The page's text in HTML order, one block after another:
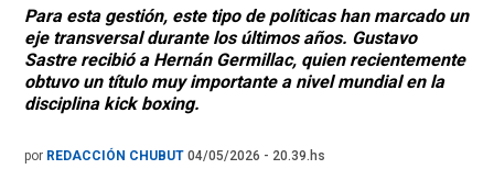
Para esta gestión, este tipo de políticas han marcado un
eje transversal durante los últimos años. Gustavo
Sastre recibió a Hernán Germillac, quien recientemente
obtuvo un título muy importante a nivel mundial en la
disciplina kick boxing.
por REDACCIÓN CHUBUT 04/05/2026 - 20.39.hs